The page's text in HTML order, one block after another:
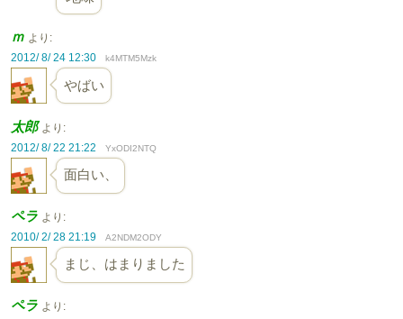
ｍ より:
2012/ 8/ 24 12:30
k4MTM5Mzk
やばい
太郎 より:
2012/ 8/ 22 21:22
YxODI2NTQ
面白い、
ペラ より:
2010/ 2/ 28 21:19
A2NDM2ODY
まじ、はまりました
ペラ より: